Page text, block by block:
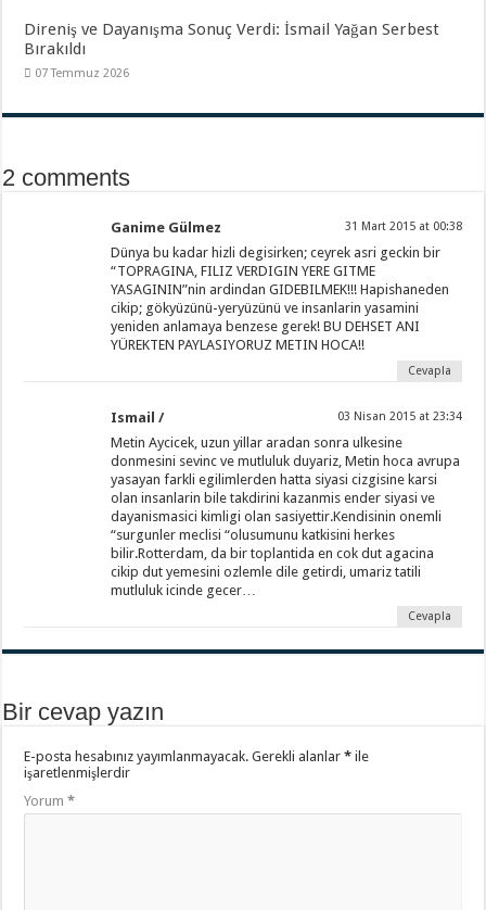
Direniş ve Dayanışma Sonuç Verdi: İsmail Yağan Serbest
Bırakıldı
07 Temmuz 2026
2 comments
Ganime Gülmez 31 Mart 2015 at 00:38
Dünya bu kadar hizli degisirken; ceyrek asri geckin bir
“TOPRAGINA, FILIZ VERDIGIN YERE GITME
YASAGININ”nin ardindan GIDEBILMEK!!! Hapishaneden
cikip; gökyüzünü-yeryüzünü ve insanlarin yasamini
yeniden anlamaya benzese gerek! BU DEHSET ANI
YÜREKTEN PAYLASIYORUZ METIN HOCA!!
Cevapla
Ismail / 03 Nisan 2015 at 23:34
Metin Aycicek, uzun yillar aradan sonra ulkesine
donmesini sevinc ve mutluluk duyariz, Metin hoca avrupa
yasayan farkli egilimlerden hatta siyasi cizgisine karsi
olan insanlarin bile takdirini kazanmis ender siyasi ve
dayanismasici kimligi olan sasiyettir.Kendisinin onemli
“surgunler meclisi “olusumunu katkisini herkes
bilir.Rotterdam, da bir toplantida en cok dut agacina
cikip dut yemesini ozlemle dile getirdi, umariz tatili
mutluluk icinde gecer…
Cevapla
Bir cevap yazın
E-posta hesabınız yayımlanmayacak. Gerekli alanlar* ile
işaretlenmişlerdir
Yorum*